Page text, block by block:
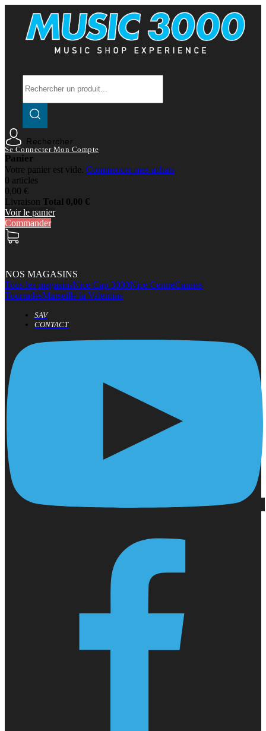
Rechercher
Se Connecter Mon Compte
Panier
Votre panier est vide. Commencer mes achats
0 articles
0,00 €
Livraison Total 0,00 €
Voir le panier
Commander
NOS MAGASINS
Tous les magasinsNice Cap 3000Nice CentreCannes
TourradesMarseille la Valentine
SAV
CONTACT